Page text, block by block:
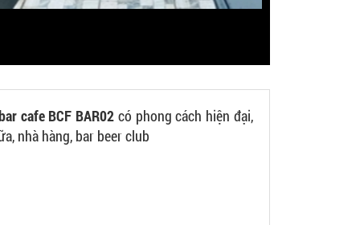
cafe BCF BAR02 có phong cách hiện đại,
nhà hàng, bar beer club